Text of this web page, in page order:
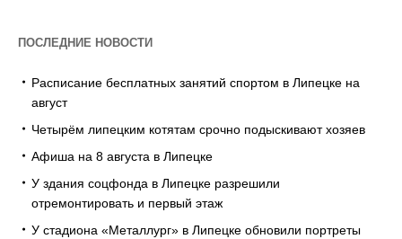
ПОСЛЕДНИЕ НОВОСТИ
Расписание бесплатных занятий спортом в Липецке на
август
Четырём липецким котятам срочно подыскивают хозяев
Афиша на 8 августа в Липецке
У здания соцфонда в Липецке разрешили
отремонтировать и первый этаж
У стадиона «Металлург» в Липецке обновили портреты